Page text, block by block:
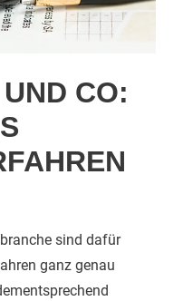
CO:
sind dafür
ganz genau